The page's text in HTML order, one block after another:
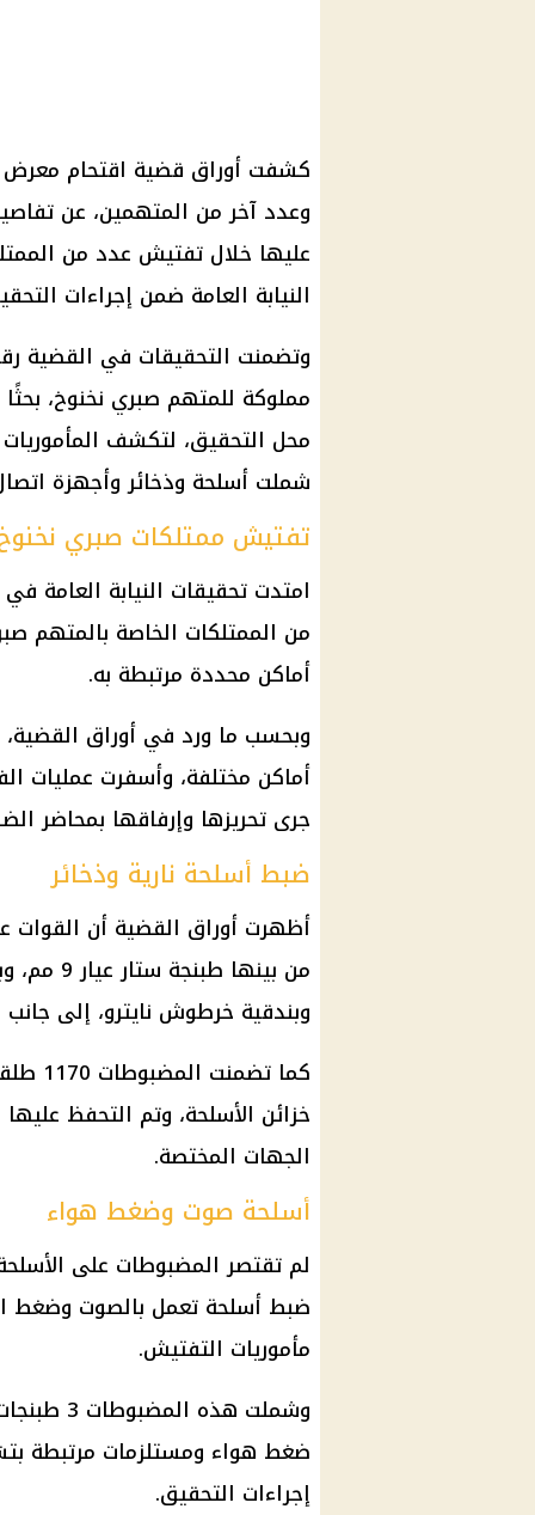
كشفت أوراق قضية اقتحام معرض
وعدد آخر من المتهمين، عن
عليها خلال تفتيش عدد من
النيابة العامة ضمن إجراءات
مملوكة للمتهم صبري نخنوخ،
محل التحقيق، لتكشف
شملت أسلحة وذخائر وأجهزة
تفتيش ممتلكات صبري
امتدت تحقيقات النيابة
من الممتلكات الخاصة بالمتهم
أماكن محددة مرتبطة به.
أماكن مختلفة، وأسفرت
جرى تحريزها وإرفاقها بمحاضر
ضبط أسلحة نارية وذخائر
من
وبندقية خرطوش نايترو، إلى جانب
كما
خزائن الأسلحة، وتم التحفظ
الجهات المختصة.
أسلحة صوت وضغط هواء
لم تقتصر المضبوطات على
ضبط أسلحة تعمل بالصوت وضغط
مأموريات التفتيش.
ضغط هواء ومستلزمات مرتبطة
إجراءات التحقيق.